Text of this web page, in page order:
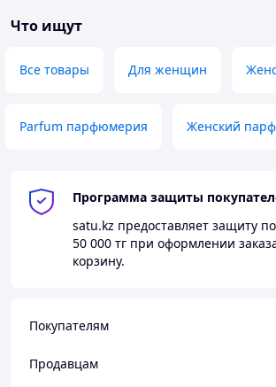
душа, туалета
Что ищут
Все товары Для женщин
Parfum парфюмерия Женский
Программа защиты
satu.kz предоставляет защиту
50 000 тг при оформлении
корзину.
Покупателям
Продавцам